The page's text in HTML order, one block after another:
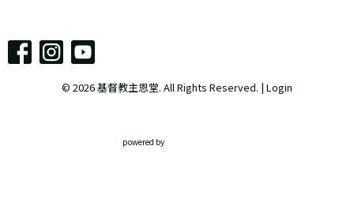
© 2026 基督教主恩堂. All Rights Reserved. | Login
powered by